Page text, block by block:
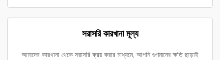
সরাসরি কারখানা মূল্য
আমাদের কারখানা থেকে সরাসরি ক্রয় করার মাধ্যমে, আপনি গুণমানের ক্ষতি ছাড়াই